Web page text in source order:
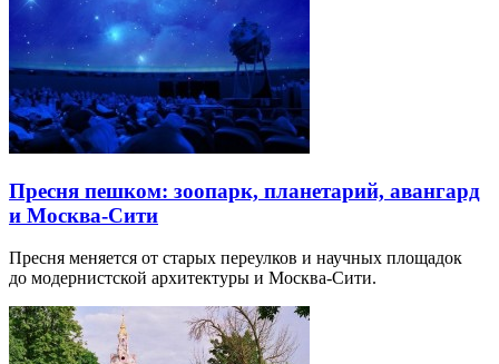
Пресня пешком: зоопарк, планетарий, авангард
и Москва-Сити
Пресня меняется от старых переулков и научных площадок
до модернистской архитектуры и Москва-Сити.